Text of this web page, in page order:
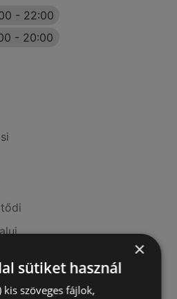
- 22:00
- 20:00
×
sütiket használ
kis szöveges fájlok,